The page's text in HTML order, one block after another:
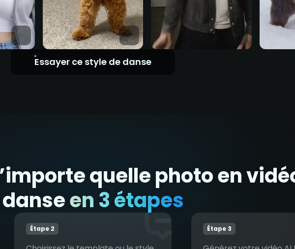
Essayer ce style de danse
quelle photo en
danseen 3 étapes
Étape 2 Étape 3